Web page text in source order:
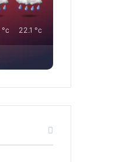
°c 22.1 °c